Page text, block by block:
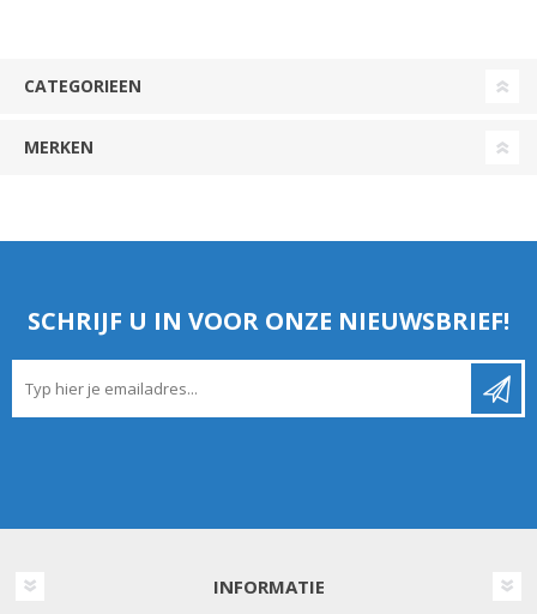
CATEGORIEEN
MERKEN
SCHRIJF U IN VOOR ONZE NIEUWSBRIEF!
INFORMATIE